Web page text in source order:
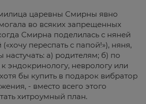
царевны Смирны явно
во всяких запрещенных
Смирна поделилась с няней
переспать с папой!»), няня,
настучать: а) родителям; б) по
эндокринологу, неврологу или
бы купить в подарок вибратор
- вместо всего этого
хитроумный план.